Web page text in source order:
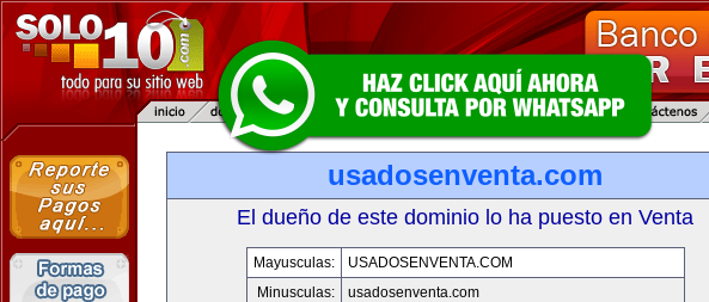
usadosenventa.com
El dueño de este dominio lo ha puesto en Venta
Mayusculas:
USADOSENVENTA.COM
Minusculas:
usadosenventa.com